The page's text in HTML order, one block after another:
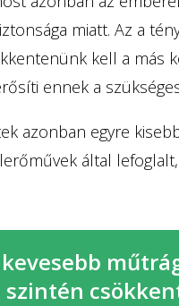
miatt. Az a
kell a más
ennek a
azonban egyre
által